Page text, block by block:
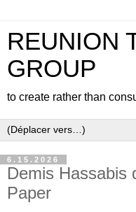
REUNION
GROUP
to create rather than
6.15.2026
Demis Hassabis
Paper